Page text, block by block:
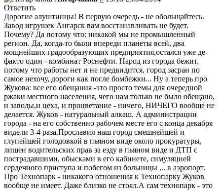
Ответить
Дорогие алуштинцы! В первую очередь - не обольщайтесь.
Завод игрушек Ангарск вам восстанавливать не будет.
Почему? Да потому что: никакой мы не промышленный
регион. Да, когда-то были впереди планеты всей, два
мощнейших градообразующих предприятия,остался уже де-
факто один - комбинат Роснефти. Народ из города бежит,
потому что работы нет и не предвидится, город засран по
самое нехочу, дороги как после бомбежки... Ну а теперь про
Жукова: все его обещания -это просто темы для очередной
ржаки местного населения, чего нам только не было обещано,
и заводы,и цеха, и процветание - ничего, НИЧЕГО вообще не
делается. Жуков - натуральный алкаш. А администрации
города - на его собственно рабочем месте его с конца декабря
видели 3-4 раза.Прославил наш город смешнейшей и
глупейшей голодовкой в пьяном виде около прокуратуры,
лишен водительских прав за езду в пьяном виде и ДТП с
пострадавшими, обысками в его кабинете, симуляцией
сердечного приступа и побегом из больницы ... в аэропорт.
Про Технопарк - никакого отношения к Технопарку Жуков
вообще не имеет. Даже близко не стоял.А сам технопарк - это